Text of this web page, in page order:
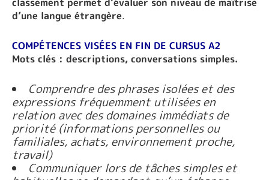
d’une langue étrangère.
COMPÉTENCES VISÉES EN FIN DE CURSUS A2
Mots clés : descriptions, conversations simples.
Comprendre des phrases isolées et des
expressions fréquemment utilisées en
relation avec des domaines immédiats de
priorité (informations personnelles ou
familiales, achats, environnement proche,
travail)
Communiquer lors de tâches simples et